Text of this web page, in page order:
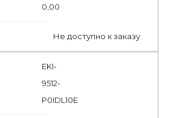
0,00
Не доступно к заказу
EKI-
9512-
P0IDL10E